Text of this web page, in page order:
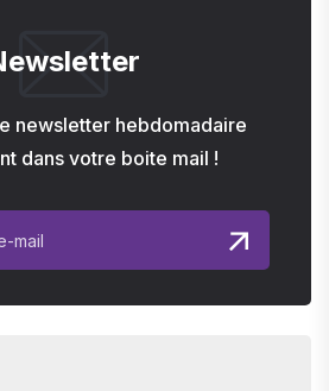
newsletter hebdomadaire
dans votre boite mail !